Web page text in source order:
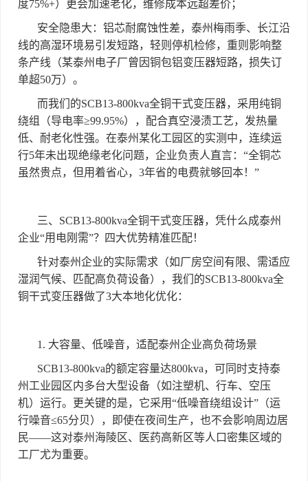
度75%+）更会加速老化，维修成本远超差价；
安全隐患大：铝芯耐腐蚀性差，泰州梅雨季、长江沿
线的高湿环境易引发短路，轻则停机检修，重则影响整
条产线（某泰州电子厂曾因铜包铝变压器短路，损失订
单超50万）。
而我们的SCB13-800kva全铜干式变压器，采用纯铜
绕组（导电率≥99.95%），配合真空浸渍工艺，发热量
低、耐老化性强。在泰州某化工园区的实测中，连续运
行5年未出现绝缘老化问题，企业负责人直言： “全铜芯
虽然贵点，但用着省心， 3年省的电费就够回本！ ”
三、 SCB13-800kva全铜干式变压器，凭什么成泰州
企业“用电刚需”？四大优势精准匹配！
针对泰州企业的实际需求（如厂房空间有限、需适应
湿润气候、匹配高负荷设备），我们的SCB13-800kva全
铜干式变压器做了3大本地化优化：
1. 大容量、低噪音，适配泰州企业高负荷场景
SCB13-800kva的额定容量达800kva，可同时支持泰
州工业园区内多台大型设备（如注塑机、行车、空压
机）运行。更关键的是，它采用“低噪音绕组设计” （运
行噪音≤65分贝），即使在夜间生产，也不会影响周边居
民——这对泰州海陵区、医药高新区等人口密集区域的
工厂尤为重要。